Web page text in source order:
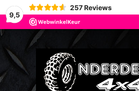
9,5
257 Reviews